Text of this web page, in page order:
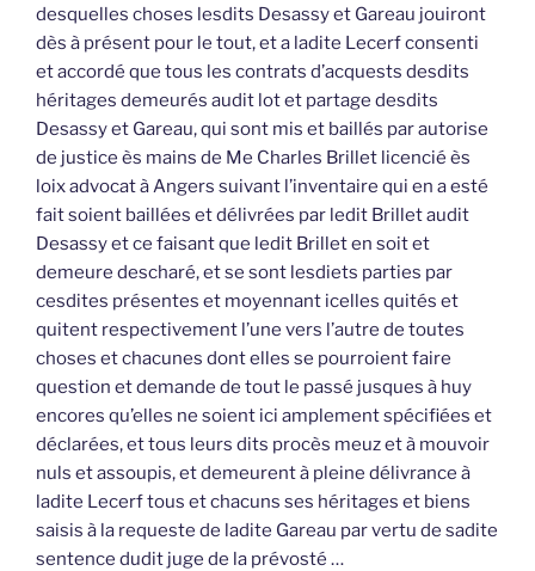
desquelles choses lesdits Desassy et Gareau jouiront
dès à présent pour le tout, et a ladite Lecerf consenti
et accordé que tous les contrats d’acquests desdits
héritages demeurés audit lot et partage desdits
Desassy et Gareau, qui sont mis et baillés par autorise
de justice ès mains de Me Charles Brillet licencié ès
loix advocat à Angers suivant l’inventaire qui en a esté
fait soient baillées et délivrées par ledit Brillet audit
Desassy et ce faisant que ledit Brillet en soit et
demeure descharé, et se sont lesdiets parties par
cesdites présentes et moyennant icelles quités et
quitent respectivement l’une vers l’autre de toutes
choses et chacunes dont elles se pourroient faire
question et demande de tout le passé jusques à huy
encores qu’elles ne soient ici amplement spécifiées et
déclarées, et tous leurs dits procès meuz et à mouvoir
nuls et assoupis, et demeurent à pleine délivrance à
ladite Lecerf tous et chacuns ses héritages et biens
saisis à la requeste de ladite Gareau par vertu de sadite
sentence dudit juge de la prévosté …